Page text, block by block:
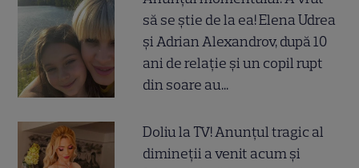
să se știe de la ea! Elena Udrea
și Adrian Alexandrov, după 10
ani de relație și un copil rupt
din soare au...
Doliu la TV! Anunțul tragic al
dimineții a venit acum și